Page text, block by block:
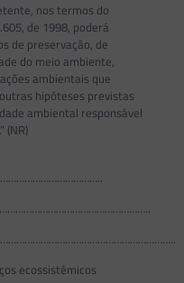
nos termos do
de 1998, poderá
de preservação, de
do meio ambiente,
ambientais que
hipóteses previstas
ambiental responsável
(NR)
ecossistêmicos